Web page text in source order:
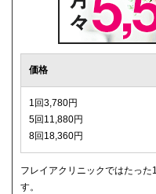
価格
1回3,780円
5回11,880円
8回18,360円
フレイアクリニックではたっ
す。